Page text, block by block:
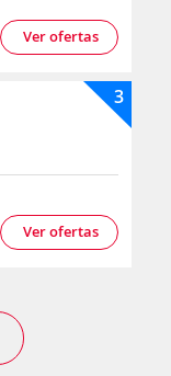
Ver ofertas
3
Ver ofertas